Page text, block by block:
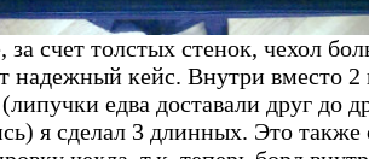
за счет толстых стенок, чехол
надежный кейс. Внутри вместо 2
едва доставали друг до
я сделал 3 длинных. Это также